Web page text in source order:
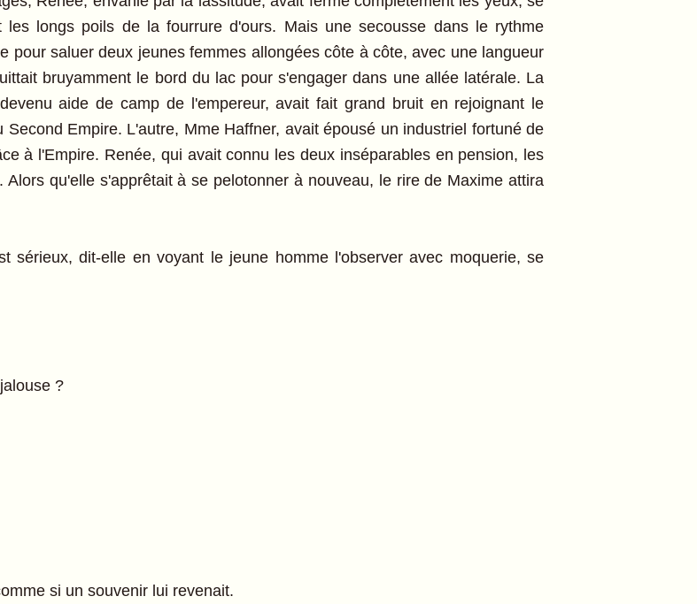
longs poils de la fourrure d'ours. Mais une secousse dans le rythme
pour saluer deux jeunes femmes allongées côte à côte, avec une langueur
bruyamment le bord du lac pour s'engager dans une allée latérale. La
aide de camp de l'empereur, avait fait grand bruit en rejoignant le
Empire. L'autre, Mme Haffner, avait épousé un industriel fortuné de
à l'Empire. Renée, qui avait connu les deux inséparables en pension, les
qu'elle s'apprêtait à se pelotonner à nouveau, le rire de Maxime attira
dit-elle en voyant le jeune homme l'observer avec moquerie, se
?
si un souvenir lui revenait.